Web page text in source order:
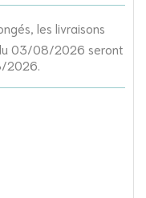
les livraisons
03/08/2026 seront
2026.